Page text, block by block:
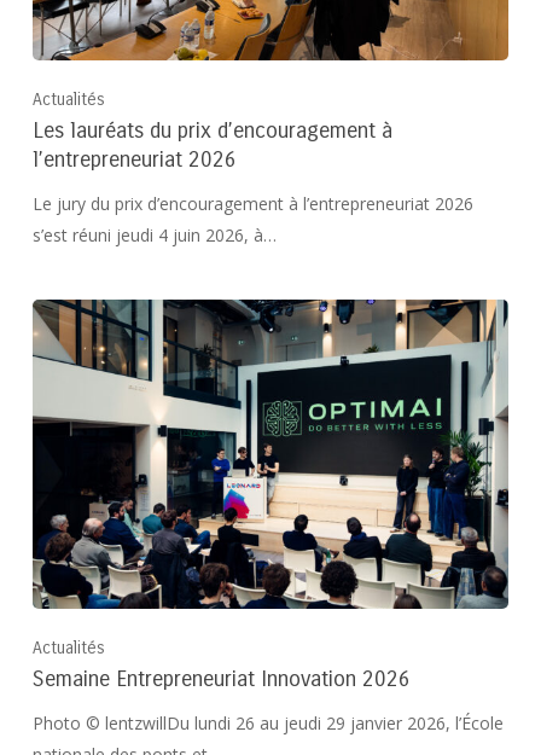
Actualités
Les lauréats du prix d’encouragement à
l’entrepreneuriat 2026
Le jury du prix d’encouragement à l’entrepreneuriat 2026
s’est réuni jeudi 4 juin 2026, à…
Actualités
Semaine Entrepreneuriat Innovation 2026
Photo © lentzwillDu lundi 26 au jeudi 29 janvier 2026, l’École